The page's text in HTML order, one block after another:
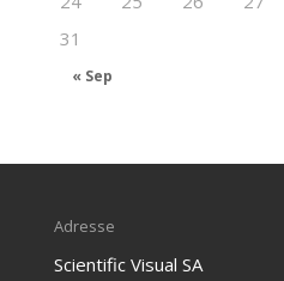
« Sep
31
Adresse
Scientific Visual SA